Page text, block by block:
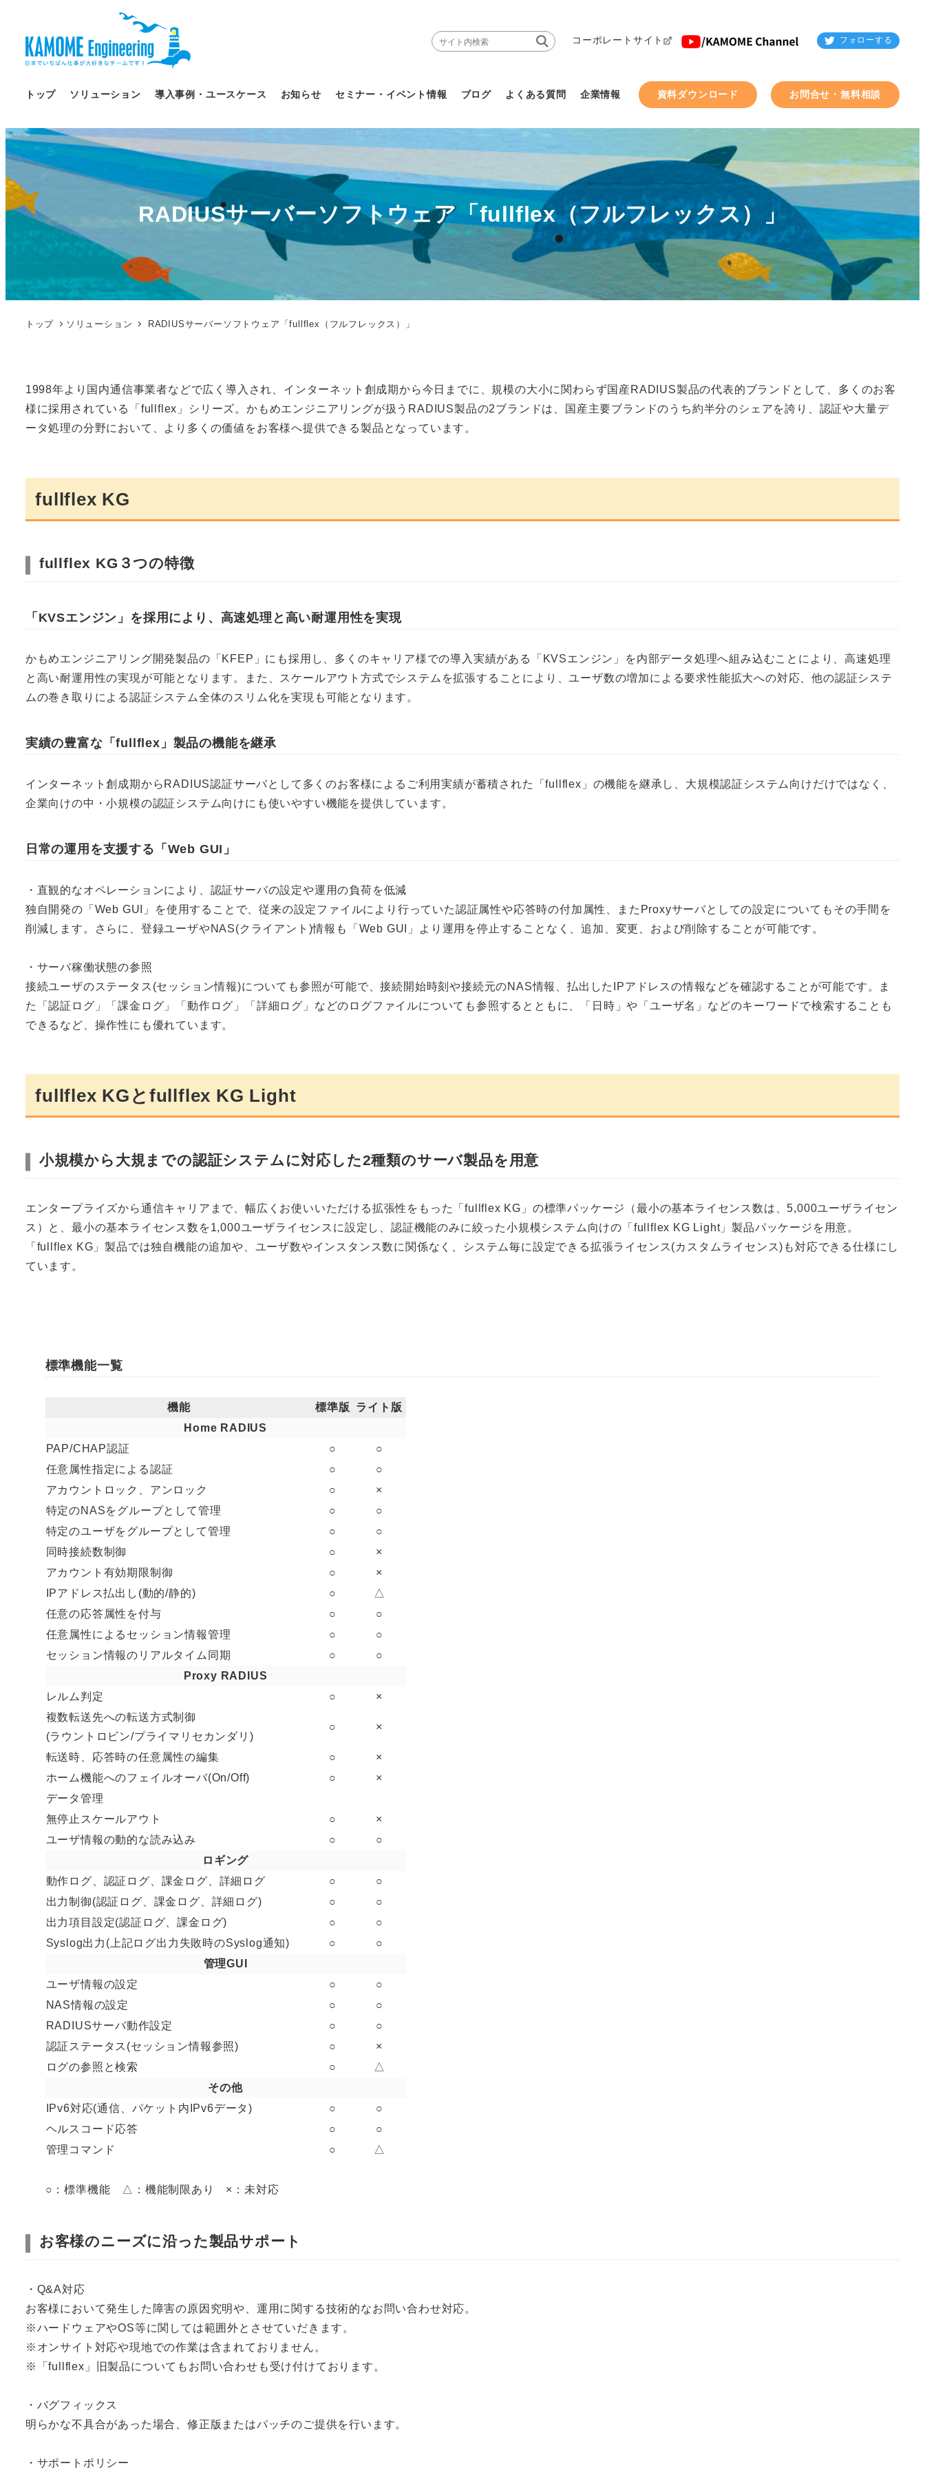
コーポレートサイト フォローする
トップ ソリューション 導入事例・ユースケース お知らせ セミナー・イベント情報 ブログ よくある質問 企業情報 資料ダウンロード お問合せ・無料相談
RADIUSサーバーソフトウェア「fullflex（フルフレックス）」
トップ ソリューション RADIUSサーバーソフトウェア「fullflex（フルフレックス）」
1998年より国内通信事業者などで広く導入され、インターネット創成期から今日までに、規模の大小に関わらず国産RADIUS製品の代表的ブランドとして、多くのお客
様に採用されている「fullflex」シリーズ。かもめエンジニアリングが扱うRADIUS製品の2ブランドは、国産主要ブランドのうち約半分のシェアを誇り、認証や大量デ
ータ処理の分野において、より多くの価値をお客様へ提供できる製品となっています。
fullflex KG
fullflex KG３つの特徴
「KVSエンジン」を採用により、高速処理と高い耐運用性を実現
かもめエンジニアリング開発製品の「KFEP」にも採用し、多くのキャリア様での導入実績がある「KVSエンジン」を内部データ処理へ組み込むことにより、高速処理
と高い耐運用性の実現が可能となります。また、スケールアウト方式でシステムを拡張することにより、ユーザ数の増加による要求性能拡大への対応、他の認証システ
ムの巻き取りによる認証システム全体のスリム化を実現も可能となります。
実績の豊富な「fullflex」製品の機能を継承
インターネット創成期からRADIUS認証サーバとして多くのお客様によるご利用実績が蓄積された「fullflex」の機能を継承し、大規模認証システム向けだけではなく、
企業向けの中・小規模の認証システム向けにも使いやすい機能を提供しています。
日常の運用を支援する「Web GUI」
・直観的なオペレーションにより、認証サーバの設定や運用の負荷を低減
独自開発の「Web GUI」を使用することで、従来の設定ファイルにより行っていた認証属性や応答時の付加属性、またProxyサーバとしての設定についてもその手間を
削減します。さらに、登録ユーザやNAS(クライアント)情報も「Web GUI」より運用を停止することなく、追加、変更、および削除することが可能です。
・サーバ稼働状態の参照
接続ユーザのステータス(セッション情報)についても参照が可能で、接続開始時刻や接続元のNAS情報、払出したIPアドレスの情報などを確認することが可能です。ま
た「認証ログ」「課金ログ」「動作ログ」「詳細ログ」などのログファイルについても参照するとともに、「日時」や「ユーザ名」などのキーワードで検索することも
できるなど、操作性にも優れています。
fullflex KGとfullflex KG Light
小規模から大規までの認証システムに対応した2種類のサーバ製品を用意
エンタープライズから通信キャリアまで、幅広くお使いいただける拡張性をもった「fullflex KG」の標準パッケージ（最小の基本ライセンス数は、5,000ユーザライセン
ス）と、最小の基本ライセンス数を1,000ユーザライセンスに設定し、認証機能のみに絞った小規模システム向けの「fullflex KG Light」製品パッケージを用意。
「fullflex KG」製品では独自機能の追加や、ユーザ数やインスタンス数に関係なく、システム毎に設定できる拡張ライセンス(カスタムライセンス)も対応できる仕様にし
ています。
標準機能一覧
機能 標準版
ライト版
Home RADIUS
PAP/CHAP認証
○
○
任意属性指定による認証
○
○
アカウントロック、アンロック
○
×
特定のNASをグループとして管理
○
○
特定のユーザをグループとして管理
○
○
同時接続数制御
○
×
アカウント有効期限制御
○
×
IPアドレス払出し(動的/静的)
○
△
任意の応答属性を付与
○
○
任意属性によるセッション情報管理
○
○
セッション情報のリアルタイム同期
○
○
Proxy RADIUS
レルム判定
○
×
複数転送先への転送方式制御
(ラウントロビン/プライマリセカンダリ)
○ ×
転送時、応答時の任意属性の編集 ○
×
ホーム機能へのフェイルオーバ(On/Off)
○
×
データ管理
無停止スケールアウト
○
×
ユーザ情報の動的な読み込み
○
○
ロギング
動作ログ、認証ログ、課金ログ、詳細ログ
○
○
出力制御(認証ログ、課金ログ、詳細ログ)
○
○
出力項目設定(認証ログ、課金ログ)
○
○
Syslog出力(上記ログ出力失敗時のSyslog通知)
○
○
管理GUI
ユーザ情報の設定
○
○
NAS情報の設定
○
○
RADIUSサーバ動作設定
○
○
認証ステータス(セッション情報参照)
○
×
ログの参照と検索
○
△
その他
IPv6対応(通信、パケット内IPv6データ)
○
○
ヘルスコード応答
○
○
管理コマンド
○ △
○：標準機能 △：機能制限あり ×：未対応
お客様のニーズに沿った製品サポート
・Q&A対応
お客様において発生した障害の原因究明や、運用に関する技術的なお問い合わせ対応。
※ハードウェアやOS等に関しては範囲外とさせていだきます。
※オンサイト対応や現地での作業は含まれておりません。
※「fullflex」旧製品についてもお問い合わせも受け付けております。
・バグフィックス
明らかな不具合があった場合、修正版またはパッチのご提供を行います。
・サポートポリシー